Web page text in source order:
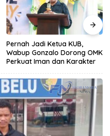
Pernah Jadi Ketua KUB,
Wabup Gonzalo Dorong OMK
Perkuat Iman dan Karakter